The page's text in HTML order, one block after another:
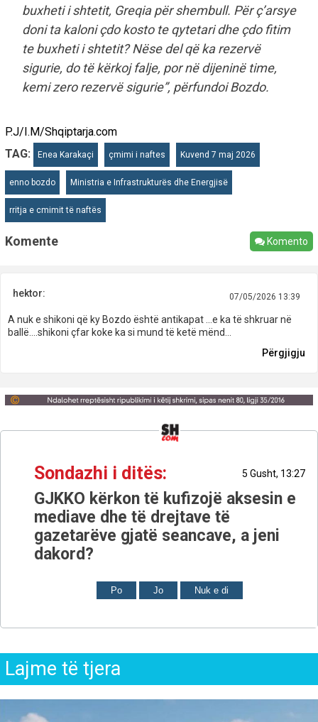
buxheti i shtetit, Greqia për shembull. Për ç’arsye
doni ta kaloni çdo kosto te qytetari dhe çdo fitim
te buxheti i shtetit? Nëse del që ka rezervë
sigurie, do të kërkoj falje, por në dijeninë time,
kemi zero rezervë sigurie”, përfundoi Bozdo.
P.J/I.M/Shqiptarja.com
TAG:
Enea Karakaçi çmimi i naftes Kuvend 7 maj 2026
enno bozdo Ministria e Infrastrukturës dhe Energjisë
rritja e cmimit të naftës
Komente Komento
hektor: 07/05/2026 13:39
A nuk e shikoni që ky Bozdo është antikapat ...e ka të shkruar në
ballë....shikoni çfar koke ka si mund të ketë mënd...
Përgjigju
Sondazhi i ditës: 5 Gusht, 13:27
GJKKO kërkon të kufizojë aksesin e
mediave dhe të drejtave të
gazetarëve gjatë seancave, a jeni
dakord?
Po Jo Nuk e di
Lajme të tjera